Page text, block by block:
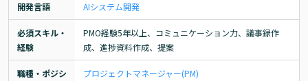
開発言語 AIシステム開発
必須スキル・
経験
PMO経験5年以上、コミュニケーション力、議事録作
成、進捗資料作成、提案
職種・ポジシ
プロジェクトマネージャー(PM)